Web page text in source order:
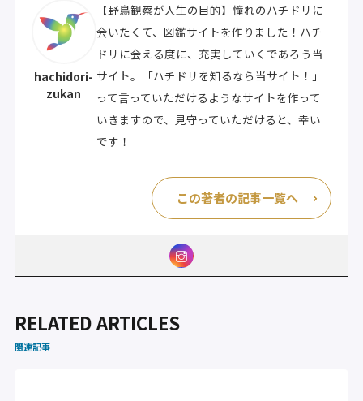
hachidori-
zukan
【野鳥観察が人生の目的】憧れのハチドリに
会いたくて、図鑑サイトを作りました！ハチ
ドリに会える度に、充実していくであろう当
サイト。「ハチドリを知るなら当サイト！」
って言っていただけるようなサイトを作って
いきますので、見守っていただけると、幸い
です！
この著者の記事一覧へ
RELATED ARTICLES
関連記事